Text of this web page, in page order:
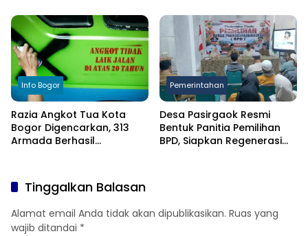
Info Bogor
Razia Angkot Tua Kota
Bogor Digencarkan, 313
Armada Berhasil
Pemerintahan
Desa Pasirgaok Resmi
Bentuk Panitia Pemilihan
BPD, Siapkan Regenerasi
Tinggalkan Balasan
Alamat email Anda tidak akan dipublikasikan. Ruas yang
wajib ditandai *